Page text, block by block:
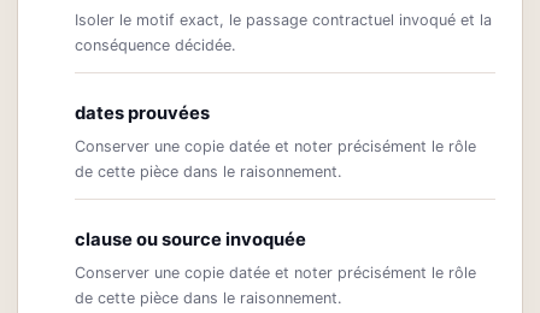
Isoler le motif exact, le passage contractuel invoqué et la
conséquence décidée.
dates prouvées
Conserver une copie datée et noter précisément le rôle
de cette pièce dans le raisonnement.
clause ou source invoquée
Conserver une copie datée et noter précisément le rôle
de cette pièce dans le raisonnement.